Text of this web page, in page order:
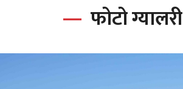
फोटो ग्यालरी